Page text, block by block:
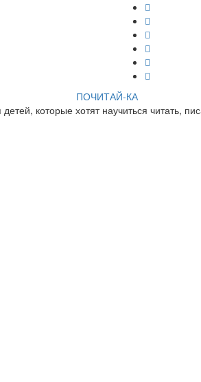
ПОЧИТАЙ-КА
которые хотят научиться читать,